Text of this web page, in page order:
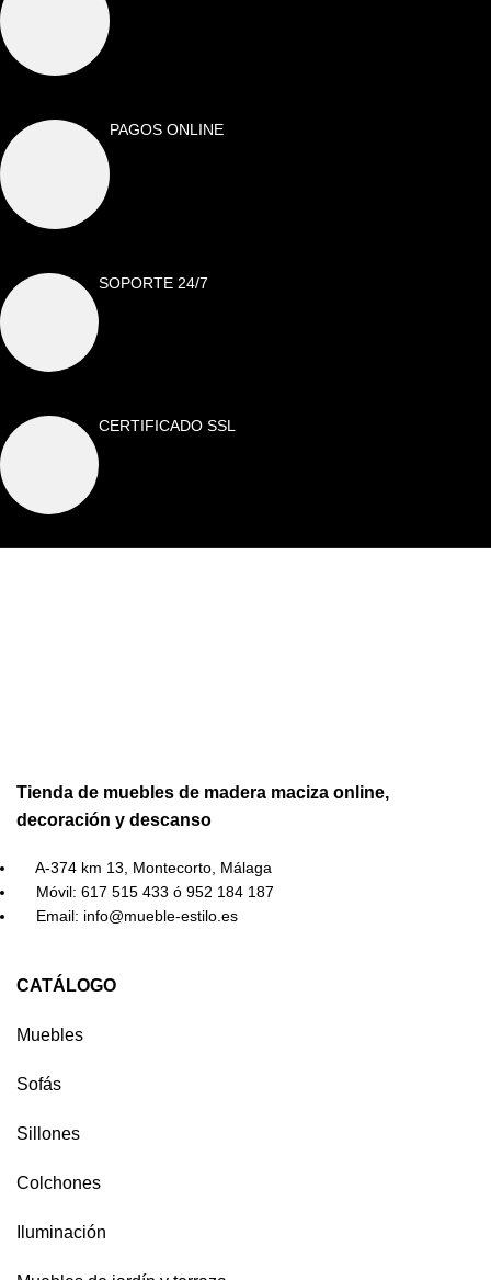
PAGOS ONLINE
SOPORTE 24/7
CERTIFICADO SSL
Tienda de muebles de madera maciza online,
decoración y descanso
A-374 km 13, Montecorto, Málaga
Móvil: 617 515 433 ó 952 184 187
Email: info@mueble-estilo.es
CATÁLOGO
Muebles
Sofás
Sillones
Colchones
Iluminación